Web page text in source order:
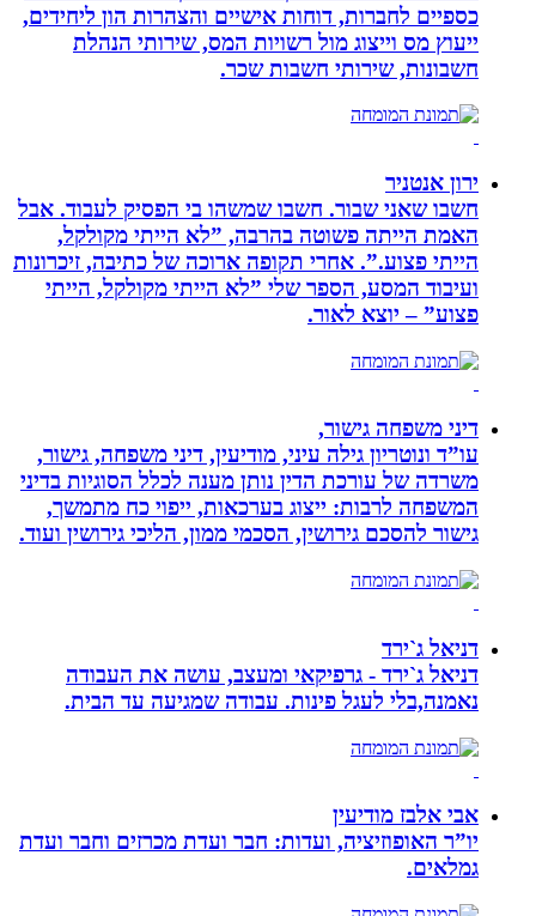
כספיים לחברות, דוחות אישיים והצהרות הון ליחידים,
ייעוץ מס וייצוג מול רשויות המס, שירותי הנהלת
חשבונות, שירותי חשבות שכר.
ירון אנטניר
חשבו שאני שבור. חשבו שמשהו בי הפסיק לעבוד. אבל
האמת הייתה פשוטה בהרבה, ”לא הייתי מקולקל,
הייתי פצוע.”. אחרי תקופה ארוכה של כתיבה, זיכרונות
ועיבוד המסע, הספר שלי ”לא הייתי מקולקל, הייתי
פצוע” – יוצא לאור.
דיני משפחה גישור,
עו”ד ונוטריון גילה עיני, מודיעין, דיני משפחה, גישור,
משרדה של עורכת הדין נותן מענה לכלל הסוגיות בדיני
המשפחה לרבות: ייצוג בערכאות, ייפוי כח מתמשך,
גישור להסכם גירושין, הסכמי ממון, הליכי גירושין ועוד.
דניאל ג`ירד
דניאל ג`ירד - גרפיקאי ומעצב, עושה את העבודה
נאמנה,בלי לעגל פינות. עבודה שמגיעה עד הבית.
אבי אלבז מודיעין
יו”ר האופוזיציה, ועדות: חבר ועדת מכרזים וחבר ועדת
גמלאים.